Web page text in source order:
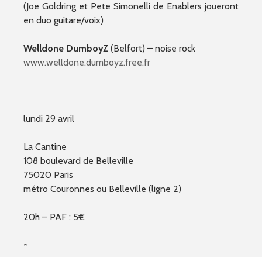
(Joe Goldring et Pete Simonelli de Enablers joueront
en duo guitare/voix)
Welldone DumboyZ (Belfort) – noise rock
www.welldone.dumboyz.free.fr
lundi 29 avril
La Cantine
108 boulevard de Belleville
75020 Paris
métro Couronnes ou Belleville (ligne 2)
20h – PAF : 5€
~